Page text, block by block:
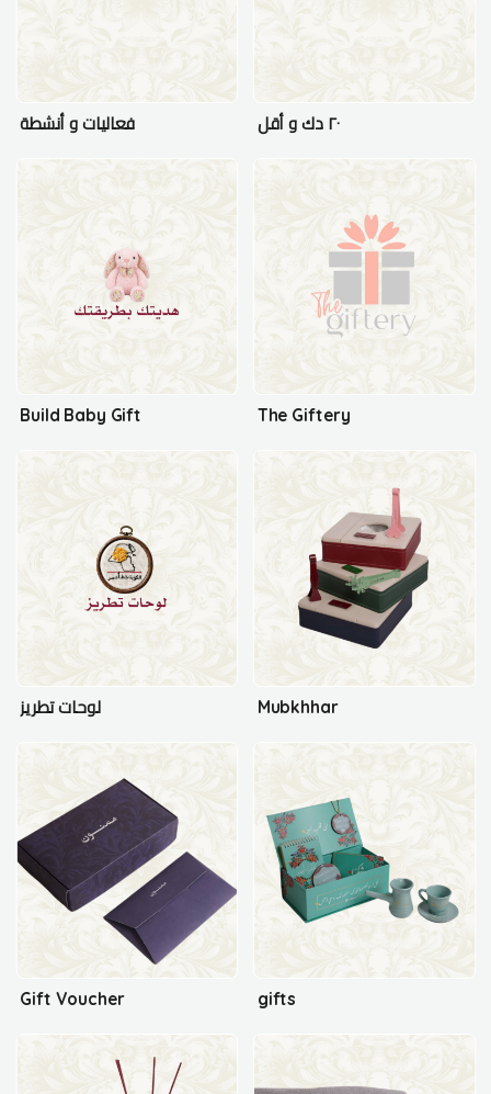
فعاليات و أنشطة ٢٠ دك و أقل
Build Baby Gift The Giftery
لوحات تطريز Mubkhhar
Gift Voucher gifts